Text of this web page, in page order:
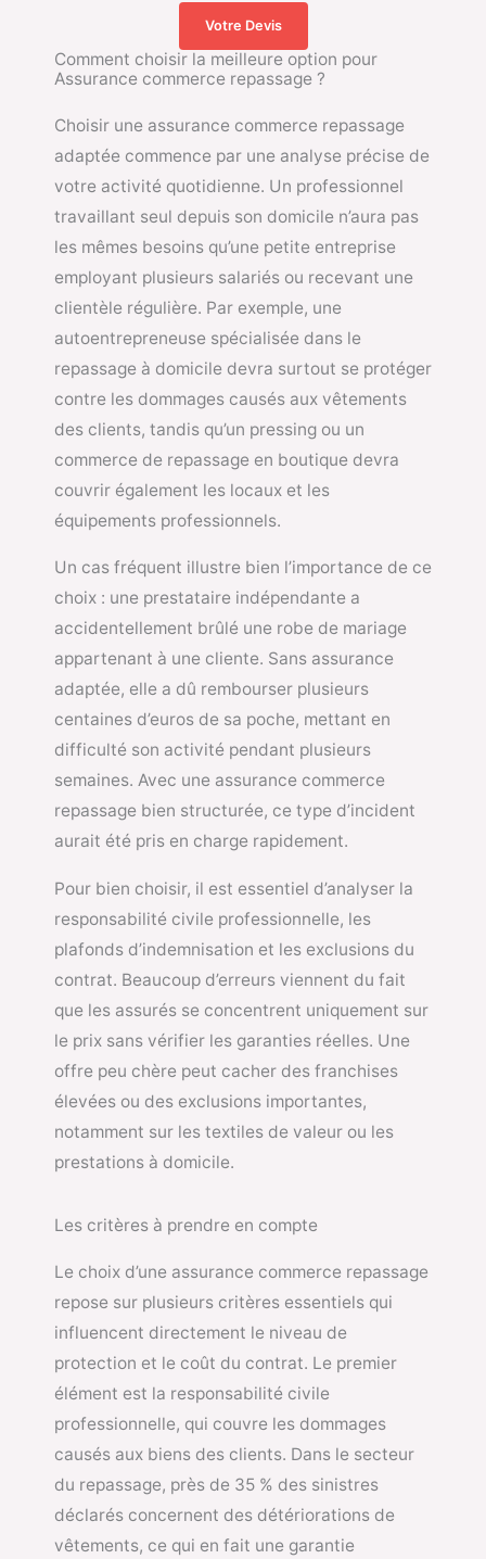
Votre Devis
Comment choisir la meilleure option pour
Assurance commerce repassage ?
Choisir une assurance commerce repassage
adaptée commence par une analyse précise de
votre activité quotidienne. Un professionnel
travaillant seul depuis son domicile n’aura pas
les mêmes besoins qu’une petite entreprise
employant plusieurs salariés ou recevant une
clientèle régulière. Par exemple, une
autoentrepreneuse spécialisée dans le
repassage à domicile devra surtout se protéger
contre les dommages causés aux vêtements
des clients, tandis qu’un pressing ou un
commerce de repassage en boutique devra
couvrir également les locaux et les
équipements professionnels.
Un cas fréquent illustre bien l’importance de ce
choix : une prestataire indépendante a
accidentellement brûlé une robe de mariage
appartenant à une cliente. Sans assurance
adaptée, elle a dû rembourser plusieurs
centaines d’euros de sa poche, mettant en
difficulté son activité pendant plusieurs
semaines. Avec une assurance commerce
repassage bien structurée, ce type d’incident
aurait été pris en charge rapidement.
Pour bien choisir, il est essentiel d’analyser la
responsabilité civile professionnelle, les
plafonds d’indemnisation et les exclusions du
contrat. Beaucoup d’erreurs viennent du fait
que les assurés se concentrent uniquement sur
le prix sans vérifier les garanties réelles. Une
offre peu chère peut cacher des franchises
élevées ou des exclusions importantes,
notamment sur les textiles de valeur ou les
prestations à domicile.
Les critères à prendre en compte
Le choix d’une assurance commerce repassage
repose sur plusieurs critères essentiels qui
influencent directement le niveau de
protection et le coût du contrat. Le premier
élément est la responsabilité civile
professionnelle, qui couvre les dommages
causés aux biens des clients. Dans le secteur
du repassage, près de 35 % des sinistres
déclarés concernent des détériorations de
vêtements, ce qui en fait une garantie